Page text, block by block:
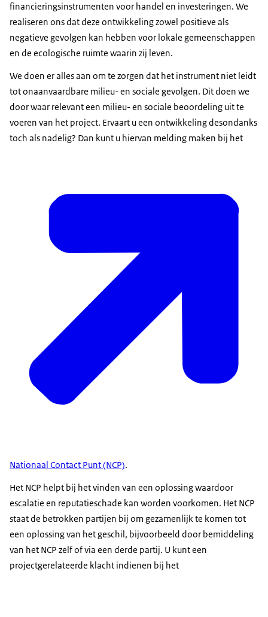
financieringsinstrumenten voor handel en investeringen. We
realiseren ons dat deze ontwikkeling zowel positieve als
negatieve gevolgen kan hebben voor lokale gemeenschappen
en de ecologische ruimte waarin zij leven.
We doen er alles aan om te zorgen dat het instrument niet leidt
tot onaanvaardbare milieu- en sociale gevolgen. Dit doen we
door waar relevant een milieu- en sociale beoordeling uit te
voeren van het project. Ervaart u een ontwikkeling desondanks
toch als nadelig? Dan kunt u hiervan melding maken bij het
Nationaal Contact Punt (NCP).
Het NCP helpt bij het vinden van een oplossing waardoor
escalatie en reputatieschade kan worden voorkomen. Het NCP
staat de betrokken partijen bij om gezamenlijk te komen tot
een oplossing van het geschil, bijvoorbeeld door bemiddeling
van het NCP zelf of via een derde partij. U kunt een
projectgerelateerde klacht indienen bij het